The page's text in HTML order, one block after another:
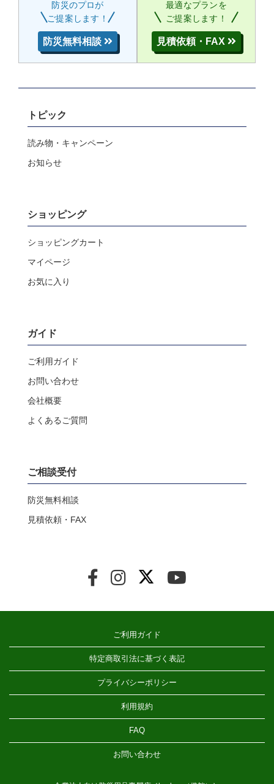
防災のプロが
ご提案します！
防災無料相談
最適なプランを
ご提案します！
見積依頼・FAX
トピック
読み物・キャンペーン
お知らせ
ショッピング
ショッピングカート
マイページ
お気に入り
ガイド
ご利用ガイド
お問い合わせ
会社概要
よくあるご質問
ご相談受付
防災無料相談
見積依頼・FAX
ご利用ガイド
特定商取引法に基づく表記
プライバシーポリシー
利用規約
FAQ
お問い合わせ